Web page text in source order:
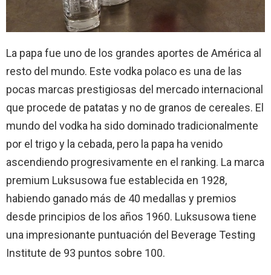
La papa fue uno de los grandes aportes de América al
resto del mundo. Este vodka polaco es una de las
pocas marcas prestigiosas del mercado internacional
que procede de patatas y no de granos de cereales. El
mundo del vodka ha sido dominado tradicionalmente
por el trigo y la cebada, pero la papa ha venido
ascendiendo progresivamente en el ranking. La marca
premium Luksusowa fue establecida en 1928,
habiendo ganado más de 40 medallas y premios
desde principios de los años 1960. Luksusowa tiene
una impresionante puntuación del Beverage Testing
Institute de 93 puntos sobre 100.